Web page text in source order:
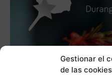
Gestionar el
de las cookies